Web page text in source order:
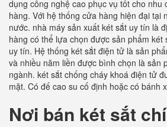
dụng công nghệ cao phục vụ tốt cho nhu
hàng. Với hệ thống cửa hàng hiện đại tại
nước. nhà máy sản xuất két sắt uy tín là
hàng có thể lựa chọn được sản phẩm két
uy tín. Hệ thống két sắt điện tử là sản
và nhiều năm liền được bình chọn là sản
ngành. két sắt chống cháy khoá điện tử
mặt. Có đế cao su cố định hoặc có bánh
Nơi bán két sắt